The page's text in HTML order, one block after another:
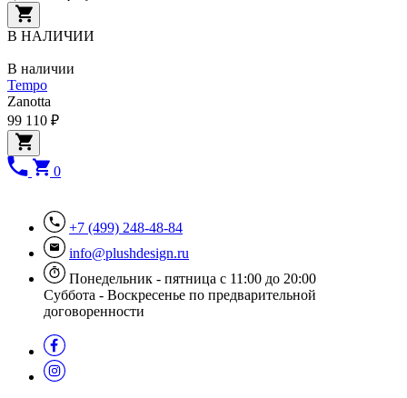
В НАЛИЧИИ
В наличии
Tempo
Zanotta
99 110 ₽
0
+7 (499) 248-48-84
info@plushdesign.ru
Понедельник - пятница с 11:00 до 20:00
Суббота - Воскресенье по предварительной
договоренности